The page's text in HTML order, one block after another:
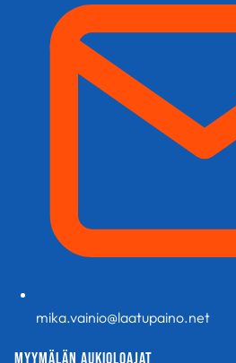
mika.vainio@laatupaino.net
Myymälän aukioloajat